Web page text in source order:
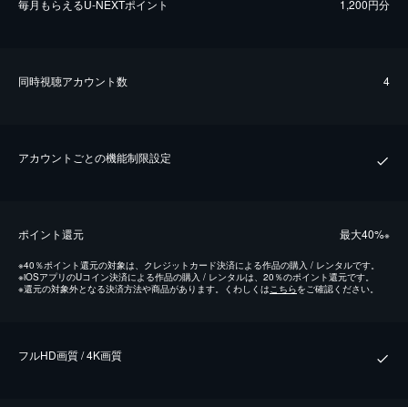
毎⽉もらえるU-NEXTポイント 1,200円分
同時視聴アカウント数 4
アカウントごとの機能制限設定
ポイント還元 最⼤40%※
※40％ポイント還元の対象は、クレジットカード決済による作品の購入 / レンタルです。
※iOSアプリのUコイン決済による作品の購入 / レンタルは、20％のポイント還元です。
※還元の対象外となる決済方法や商品があります。くわしくはこちらをご確認ください。
フルHD画質 / 4K画質